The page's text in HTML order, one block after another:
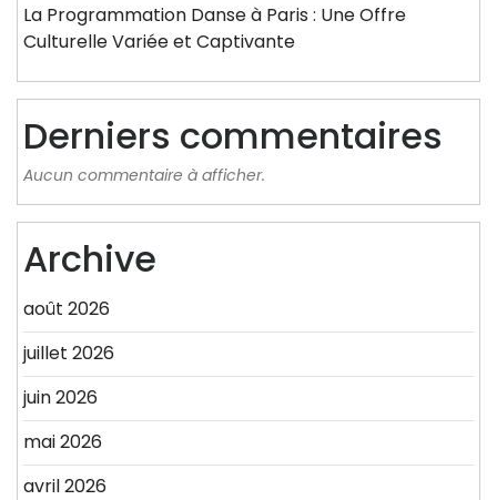
La Programmation Danse à Paris : Une Offre
Culturelle Variée et Captivante
Derniers commentaires
Aucun commentaire à afficher.
Archive
août 2026
juillet 2026
juin 2026
mai 2026
avril 2026